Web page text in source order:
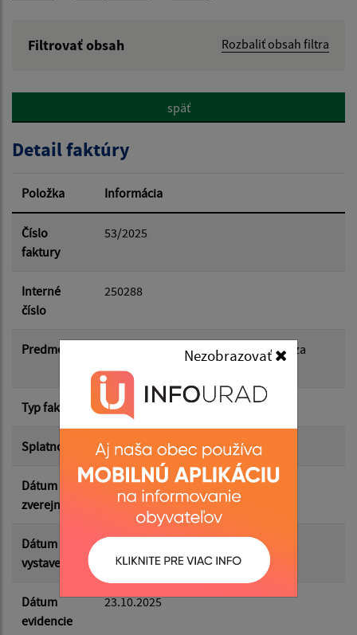
Nezobrazovať
Filtrovať obsah
Rozbaliť obsah filtra
Hľadať v:
Dátum od:
Dátum do:
Suma od:
Filtrovať Reset
späť
Detail faktúry
Položka Informácia
Číslo
faktury
53/2025
Interné
číslo
250288
Predmet
FP: 250288 F /53/2025 23.10.25 - FP-za
služby obec
Typ faktúry dodávateľská
Splatnosť 15.10.2025
Dátum
zverejnenia
04.11.2025
Dátum
vystavenia
30.09.2025
Dátum
evidencie
23.10.2025